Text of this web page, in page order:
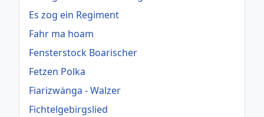
Es zog ein Regiment
Fahr ma hoam
Fensterstock Boarischer
Fetzen Polka
Fiarizwänga - Walzer
Fichtelgebirgslied